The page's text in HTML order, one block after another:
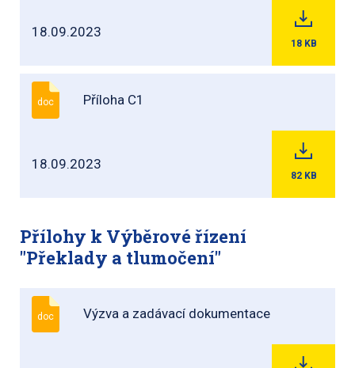
18.09.2023
18 KB
doc Příloha C1
18.09.2023
82 KB
Přílohy k Výběrové řízení
"Překlady a tlumočení"
doc Výzva a zadávací dokumentace